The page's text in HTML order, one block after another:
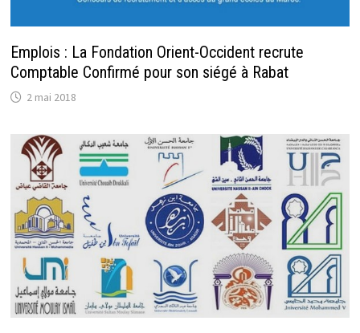
Emplois : La Fondation Orient-Occident recrute
Comptable Confirmé pour son siégé à Rabat
2 mai 2018